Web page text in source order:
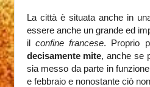
La città è situata anche in
essere anche un grande ed
il confine francese. Proprio
decisamente mite, anche se
sia messo da parte in
e febbraio e nonostante ciò